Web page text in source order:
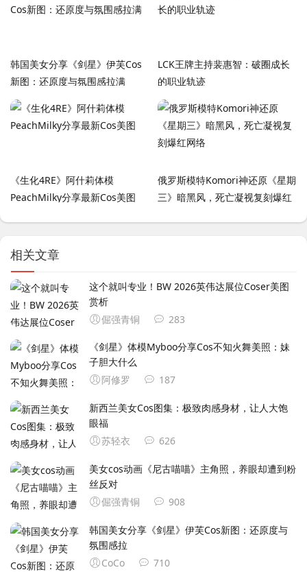
韩国美女分享《剑星》伊芙Cos
新图：还原度与氛围感拉满
LCK王牌主持裴惠智：破圈成长
的职业轨迹
《生化4RE》阿什莉体模
PeachMilky分享最新Cos美图
俄罗斯模特Komori神还原《星期
三》暗黑风，死亡凝视复刻爆红
相关文章
这个就叫专业！BW 2026英伟达展位Coser美图
赏析
倔强青铜
283
《剑星》体模Myboo分享Cos不知火舞美照：妹
子胆大什么
阿修罗
187
新西兰美女Cos图集：极致肉感身材，让人大饱
眼福
苏轻衣
626
美女cos动画《尼古喵喵》主角照，养眼却遭到粉
丝反对
倔强青铜
908
韩国美女分享《剑星》伊芙Cos新图：还原度与
氛围感拉
CoCo
710